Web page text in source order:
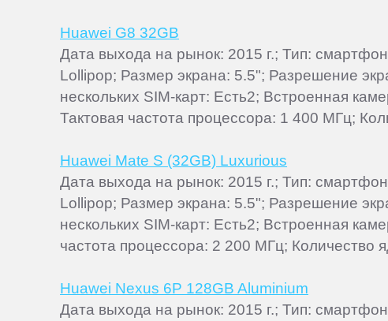
Huawei G8 32GB
Дата выхода на рынок: 2015 г.; Тип:
Lollipop; Размер экрана: 5.5"; Разрешение
нескольких SIM-карт: Есть2; Встроенная
Тактовая частота процессора: 1 400 МГц;
Huawei Mate S (32GB) Luxurious
Дата выхода на рынок: 2015 г.; Тип:
Lollipop; Размер экрана: 5.5"; Разрешение
нескольких SIM-карт: Есть2; Встроенная
частота процессора: 2 200 МГц; Количество
Huawei Nexus 6P 128GB Aluminium
Дата выхода на рынок: 2015 г.; Тип: